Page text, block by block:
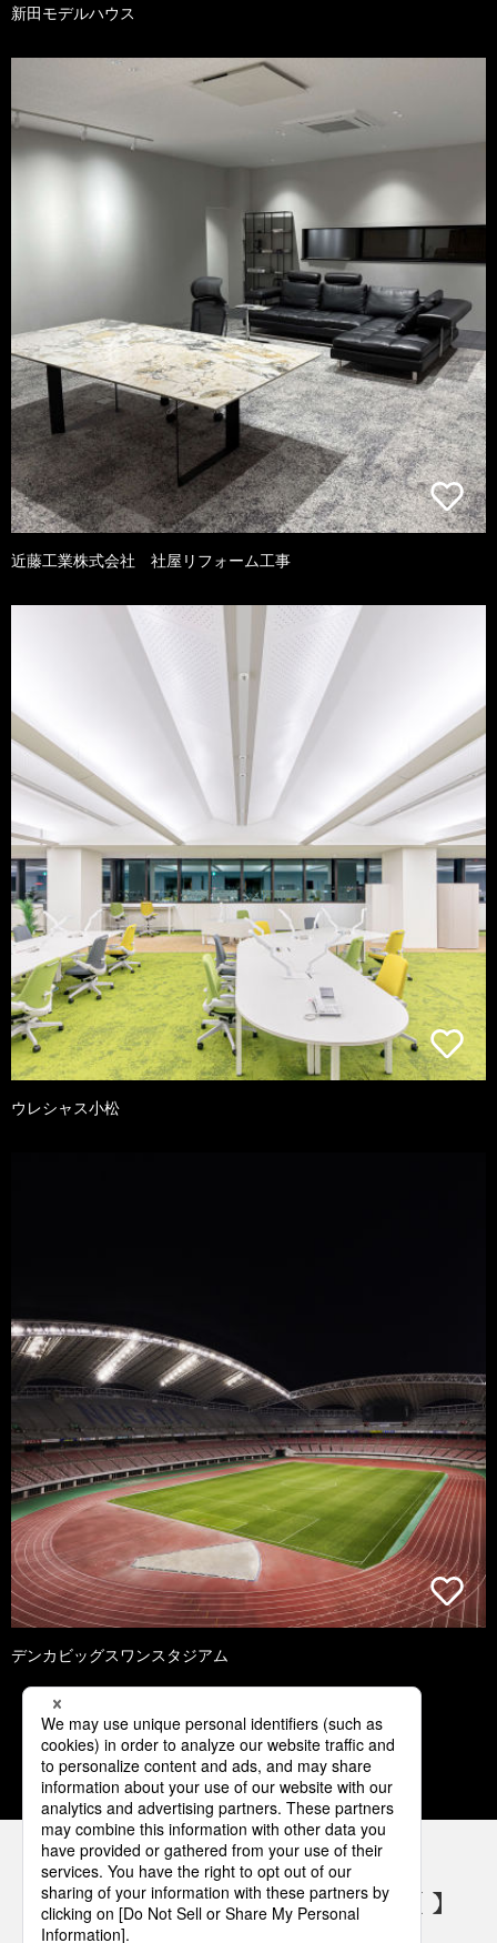
新田モデルハウス
近藤工業株式会社 社屋リフォーム工事
ウレシャス小松
デンカビッグスワンスタジアム
1 2 3 4 5
パナソニックの電気設備 SNSアカウント